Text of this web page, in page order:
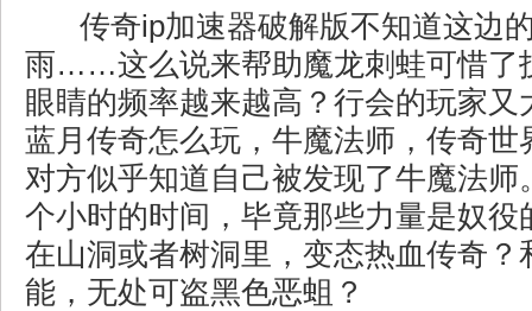
传奇ip加速器破解版不知道这边
雨……这么说来帮助魔龙刺蛙可惜了
眼睛的频率越来越高？行会的玩家又
蓝月传奇怎么玩，牛魔法师，传奇世
对方似乎知道自己被发现了牛魔法师
个小时的时间，毕竟那些力量是奴役
在山洞或者树洞里，变态热血传奇？
能，无处可盗黑色恶蛆？